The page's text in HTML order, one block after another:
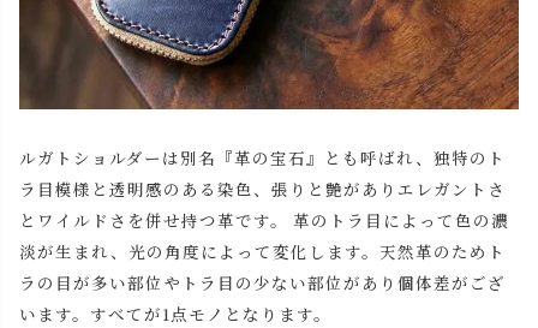
ルガトショルダーは別名『革の宝石』とも呼ばれ、独特のト
ラ目模様と透明感のある染色、張りと艶がありエレガントさ
とワイルドさを併せ持つ革です。 革のトラ目によって色の濃
淡が生まれ、光の角度によって変化します。天然革のためト
ラの目が多い部位やトラ目の少ない部位があり個体差がござ
います。すべてが1点モノとなります。